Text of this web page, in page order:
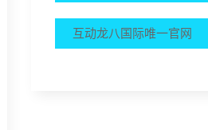
互动龙八国际唯一官网